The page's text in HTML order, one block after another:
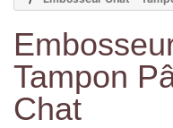
Tampon
Chat